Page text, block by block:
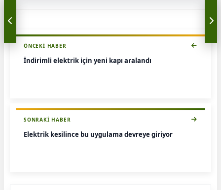
ÖNCEKI HABER
İndirimli elektrik için yeni kapı aralandı
SONRAKI HABER
Elektrik kesilince bu uygulama devreye giriyor